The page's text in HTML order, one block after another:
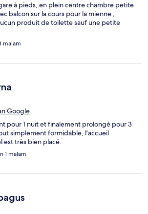
à pieds, en plein centre chambre petite
balcon sur la cours pour la mienne ,
produit de toilette sauf une petite
malam
Google
pour 1 nuit et finalement prolongé pour 3
simplement formidable, l'accueil
est très bien placé.
1 malam